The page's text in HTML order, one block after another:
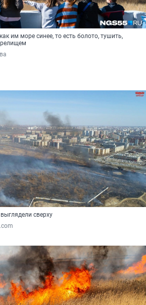
им море синее, то есть болото, тушить,
сверху